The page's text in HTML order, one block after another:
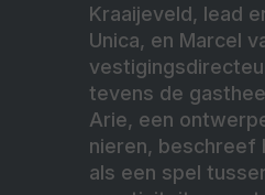
Kraaijeveld, lead
Unica, en Marcel
tevens de
Arie, een
nieren, beschreef
als een spel